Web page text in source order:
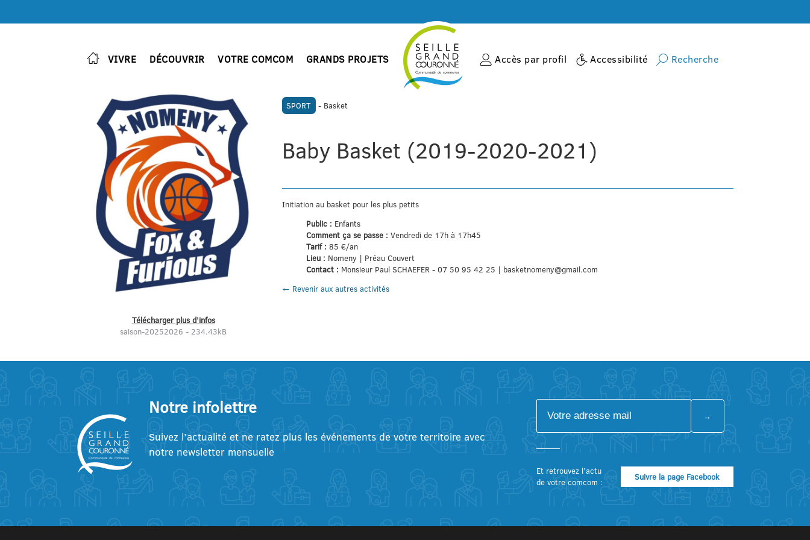
VIVRE DÉCOUVRIR VOTRE COMCOM GRANDS PROJETS Accès par profil Accessibilité Recherche
Télécharger plus d’infos
saison-20252026 - 234.43kB
SPORT - Basket
Baby Basket (2019-2020-2021)
Initiation au basket pour les plus petits
Public : Enfants
Comment ça se passe : Vendredi de 17h à 17h45
Tarif : 85 €/an
Lieu : Nomeny | Préau Couvert
Contact : Monsieur Paul SCHAEFER - 07 50 95 42 25 | basketnomeny@gmail.com
← Revenir aux autres activités
Notre infolettre
Suivez l’actualité et ne ratez plus les événements de votre territoire avec
notre newsletter mensuelle
Et retrouvez l’actu
de votre comcom :
Suivre la page Facebook